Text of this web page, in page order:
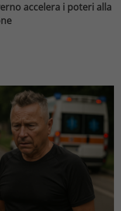
accelera i poteri alla